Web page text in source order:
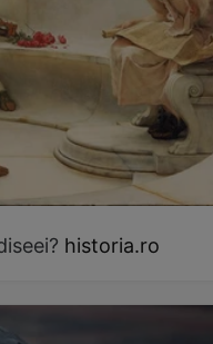
historia.ro